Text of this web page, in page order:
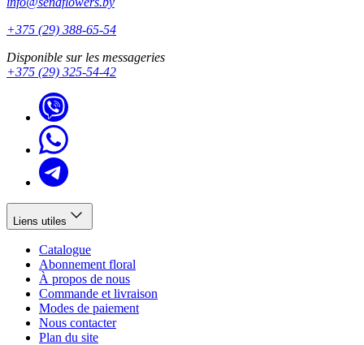
+375 (29) 388-65-54
Disponible sur les messageries
+375 (29) 325-54-42
Liens utiles
Catalogue
Abonnement floral
À propos de nous
Commande et livraison
Modes de paiement
Nous contacter
Plan du site